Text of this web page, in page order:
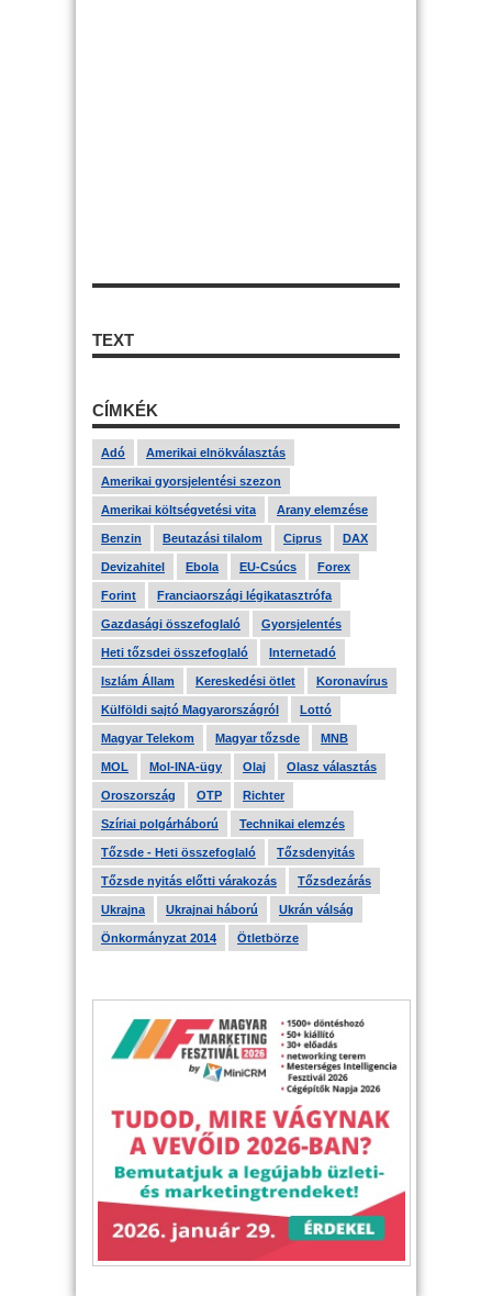
TEXT
CÍMKÉK
Adó Amerikai elnökválasztás
Amerikai gyorsjelentési szezon
Amerikai költségvetési vita Arany elemzése
Benzin Beutazási tilalom Ciprus DAX
Devizahitel Ebola EU-Csúcs Forex
Forint Franciaországi légikatasztrófa
Gazdasági összefoglaló Gyorsjelentés
Heti tőzsdei összefoglaló Internetadó
Iszlám Állam Kereskedési ötlet Koronavírus
Külföldi sajtó Magyarországról Lottó
Magyar Telekom Magyar tőzsde MNB
MOL Mol-INA-ügy Olaj Olasz választás
Oroszország OTP Richter
Szíriai polgárháború Technikai elemzés
Tőzsde - Heti összefoglaló Tőzsdenyitás
Tőzsde nyitás előtti várakozás Tőzsdezárás
Ukrajna Ukrajnai háború Ukrán válság
Önkormányzat 2014 Ötletbörze